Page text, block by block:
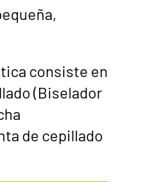
consiste en
(Biselador
de cepillado